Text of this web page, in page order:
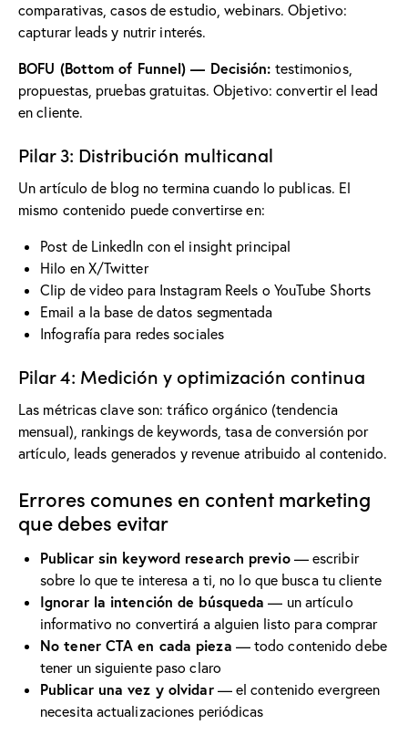
comparativas, casos de estudio, webinars. Objetivo:
capturar leads y nutrir interés.
BOFU (Bottom of Funnel) — Decisión: testimonios,
propuestas, pruebas gratuitas. Objetivo: convertir el lead
en cliente.
Pilar 3: Distribución multicanal
Un artículo de blog no termina cuando lo publicas. El
mismo contenido puede convertirse en:
Post de LinkedIn con el insight principal
Hilo en X/Twitter
Clip de video para Instagram Reels o YouTube Shorts
Email a la base de datos segmentada
Infografía para redes sociales
Pilar 4: Medición y optimización continua
Las métricas clave son: tráfico orgánico (tendencia
mensual), rankings de keywords, tasa de conversión por
artículo, leads generados y revenue atribuido al contenido.
Errores comunes en content marketing
que debes evitar
Publicar sin keyword research previo— escribir
sobre lo que te interesa a ti, no lo que busca tu cliente
Ignorar la intención de búsqueda — un artículo
informativo no convertirá a alguien listo para comprar
No tener CTA en cada pieza — todo contenido debe
tener un siguiente paso claro
Publicar una vez y olvidar— el contenido evergreen
necesita actualizaciones periódicas